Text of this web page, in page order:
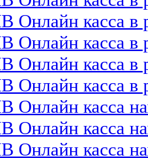
Онлайн касса в
Онлайн касса в
Онлайн касса в
Онлайн касса в
Онлайн касса
Онлайн касса
Онлайн касса